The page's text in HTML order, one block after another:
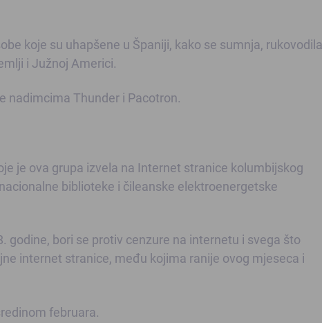
koje su uhapšene u Španiji, kako se sumnja, rukovodila
i Južnoj Americi.
nadimcima Thunder i Pacotron.
je ova grupa izvela na Internet stranice kolumbijskog
biblioteke i čileanske elektroenergetske
godine, bori se protiv cenzure na internetu i svega što
internet stranice, među kojima ranije ovog mjeseca i
februara.